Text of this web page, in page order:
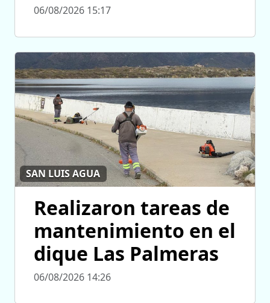
06/08/2026 15:17
SAN LUIS AGUA
Realizaron tareas de
mantenimiento en el
dique Las Palmeras
06/08/2026 14:26